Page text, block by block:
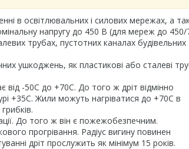
в освітлювальних і силових мережах, а
напругу до 450 В (для мереж до 450/
трубах, пустотних каналах будівельних
ушкоджень, як пластикові або сталеві
-50С до +70С. До того ж дріт відмінно
+35С. Жили можуть нагріватися до +70С в
До того ж він є пожежобезпечним.
прогрівання. Радіус вигину повинен
дріт прослужить як мінімум 15 років.